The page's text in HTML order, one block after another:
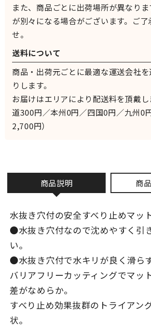
商品説明 商
水抜き穴付の安全すべり止めマッ
●水抜き穴付なので沈めやすく引
い。
●水抜き穴付で水キリが良く滑ら
バリアフリーカッティングでマッ
差がなめらか。
すべり止め効果抜群のトライアン
状。
また、商品ごとに出荷場所が異なり
が別々になる場合がございます。ご了
せ。
送料について
商品・出荷元ごとに最適な運送会社
りします。
お届けはエリアにより配送料を頂戴
道300円／本州0円／四国0円／九州0
2,700円）